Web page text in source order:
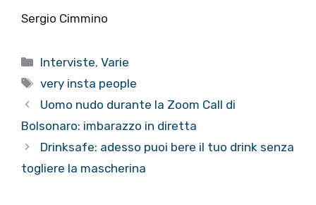
Sergio Cimmino
Categorie
Interviste,Varie
Tag
very insta people
Uomo nudo durante la Zoom Call di
Bolsonaro: imbarazzo in diretta
Drinksafe: adesso puoi bere il tuo drink senza
togliere la mascherina